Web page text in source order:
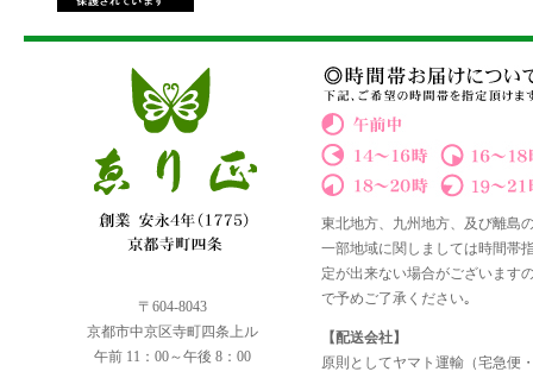
〒604-8043
京都市中京区寺町四条上ル
午前 11：00～午後 8：00
東北地方、九州地方、及び離島
一部地域に関しましては時間帯
定が出来ない場合がございます
で予めご了承ください｡
【配送会社】
原則としてヤマト運輸（宅急便